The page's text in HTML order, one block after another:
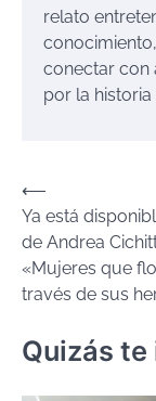
relato
conectar con
por la
Navegación
de
entradas
⟵
Ya está
de Andrea
«Mujeres que
través de sus
Quizás